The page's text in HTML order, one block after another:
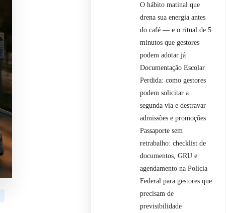
O hábito matinal que
drena sua energia antes
do café — e o ritual de 5
minutos que gestores
podem adotar já
Documentação Escolar
Perdida: como gestores
podem solicitar a
segunda via e destravar
admissões e promoções
Passaporte sem
retrabalho: checklist de
documentos, GRU e
agendamento na Polícia
Federal para gestores que
precisam de
previsibilidade